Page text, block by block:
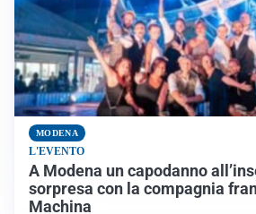
MODENA
L'EVENTO
A Modena un capodanno
sorpresa con la compagnia
Machina